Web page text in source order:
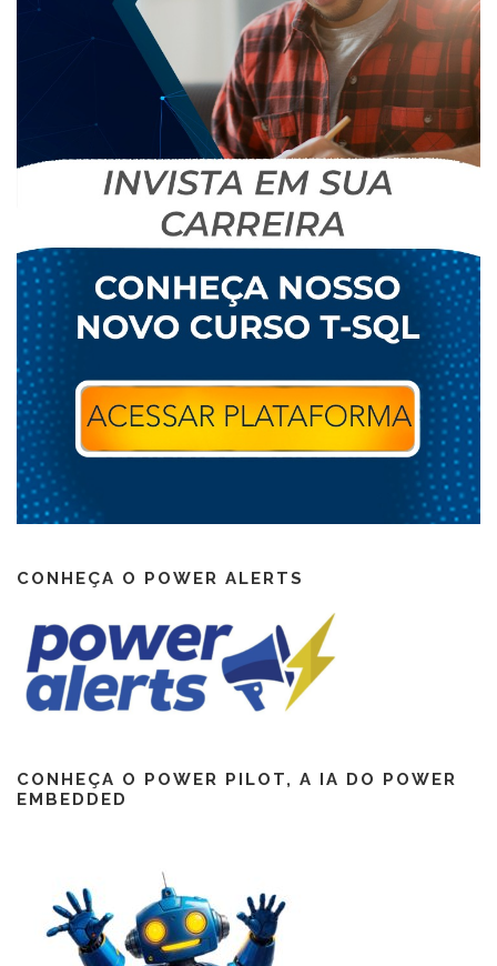
CONHEÇA O POWER ALERTS
CONHEÇA O POWER PILOT, A IA DO POWER
EMBEDDED